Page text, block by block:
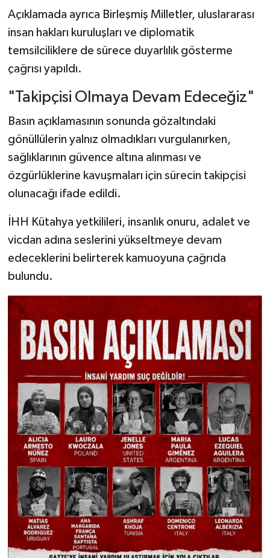
Açıklamada ayrıca Birleşmiş Milletler, uluslararası
insan hakları kuruluşları ve diplomatik
temsilciliklere de sürece duyarlılık gösterme
çağrısı yapıldı.
"Takipçisi Olmaya Devam Edeceğiz"
Basın açıklamasının sonunda gözaltındaki
gönüllülerin yalnız olmadıkları vurgulanırken,
sağlıklarının güvence altına alınması ve
özgürlüklerine kavuşmaları için sürecin takipçisi
olunacağı ifade edildi.
İHH Kütahya yetkilileri, insanlık onuru, adalet ve
vicdan adına seslerini yükseltmeye devam
edeceklerini belirterek kamuoyuna çağrıda
bulundu.